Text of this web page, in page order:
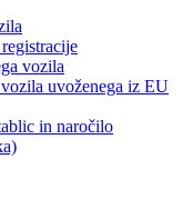
vozila
uvoženega iz EU
in naročilo